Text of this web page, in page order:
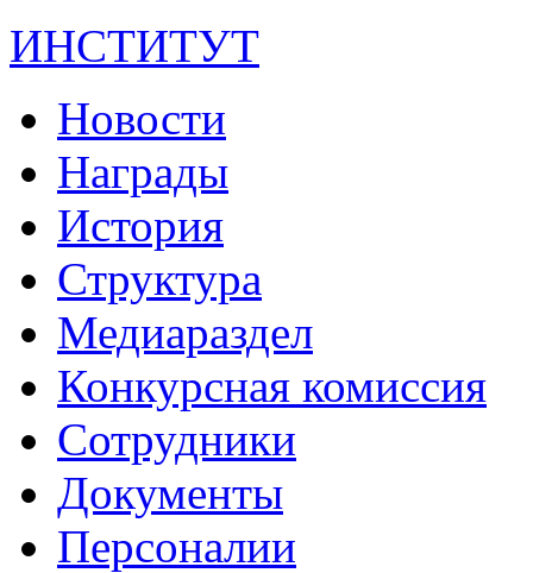
ИНСТИТУТ
Новости
Награды
История
Структура
Медиараздел
Конкурсная комиссия
Сотрудники
Документы
Персоналии